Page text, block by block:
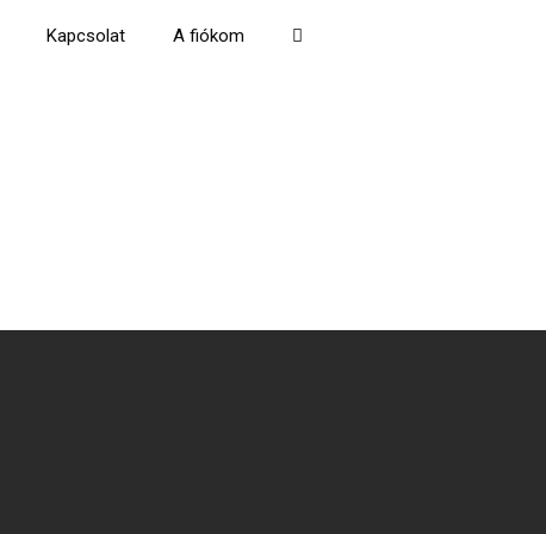
Kapcsolat A fiókom